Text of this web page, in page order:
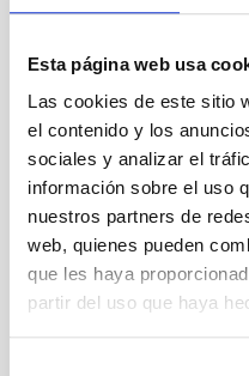
Esta página web usa
Las cookies de este sitio
el contenido y los
sociales y analizar el
información sobre el uso
nuestros partners de
web, quienes pueden
que les haya
partir del uso que haya
analizar que en las
pensar en qué tipo de
estoy equivocado, veré Y”.
P: ¿Es la inferencia
ese reto?
R:La inferencia bayesiana
después de eso. Si tengo
estrella y consigo datos, la
calcular la probabilidad de
incorrecta. Usarla maximiza
preguntas con una mínima